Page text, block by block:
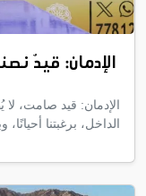
الإدمان: قيدٌ
الإدمان: قيد صامت،
الداخل، برغبتنا أحيانًا،